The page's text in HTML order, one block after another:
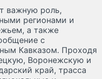
важную роль,
регионами и
а также
с
Кавказом. Проходя
Воронежскую и
край, трасса